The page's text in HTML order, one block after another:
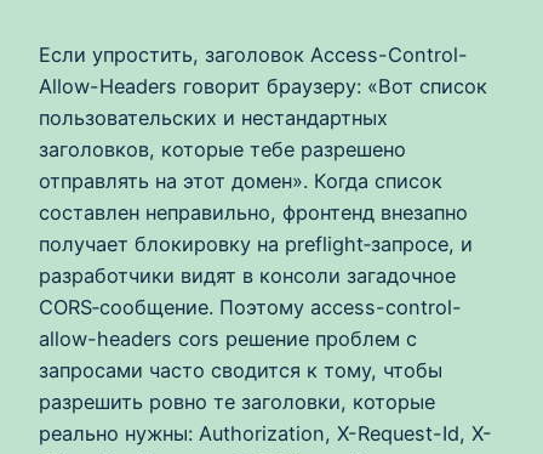
Если упростить, заголовок Access-Control-
Allow-Headers говорит браузеру: «Вот список
пользовательских и нестандартных
заголовков, которые тебе разрешено
отправлять на этот домен». Когда список
составлен неправильно, фронтенд внезапно
получает блокировку на preflight‑запросе, и
разработчики видят в консоли загадочное
CORS‑сообщение. Поэтому access-control-
allow-headers cors решение проблем с
запросами часто сводится к тому, чтобы
разрешить ровно те заголовки, которые
реально нужны: Authorization, X-Request-Id, X-